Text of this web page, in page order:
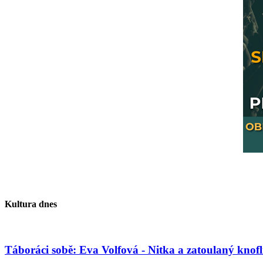
Kultura dnes
Táboráci sobě: Eva Volfová - Nitka a zatoulaný